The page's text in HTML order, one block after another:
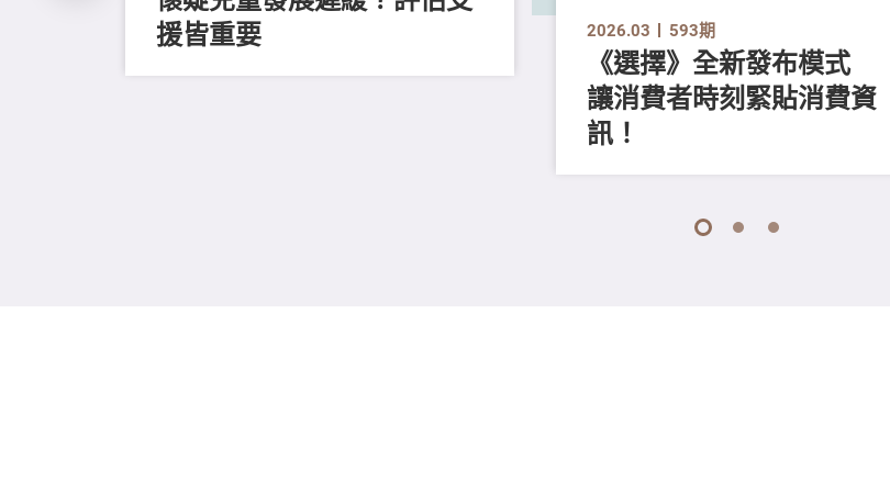
援皆重要
2026.03 593期
《選擇》全新發布模式
讓消費者時刻緊貼消費資
訊！
1 2 3